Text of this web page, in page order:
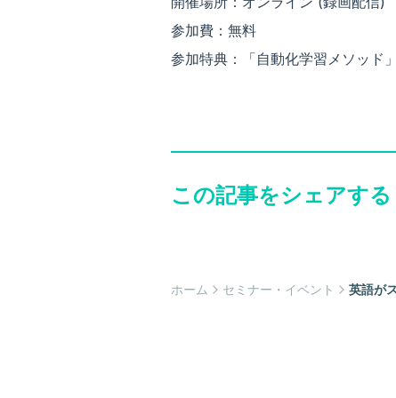
参加費：無料
参加特典：「自動化学習メソッド
この記事をシェアする
ホーム セミナー・イベント 英語が